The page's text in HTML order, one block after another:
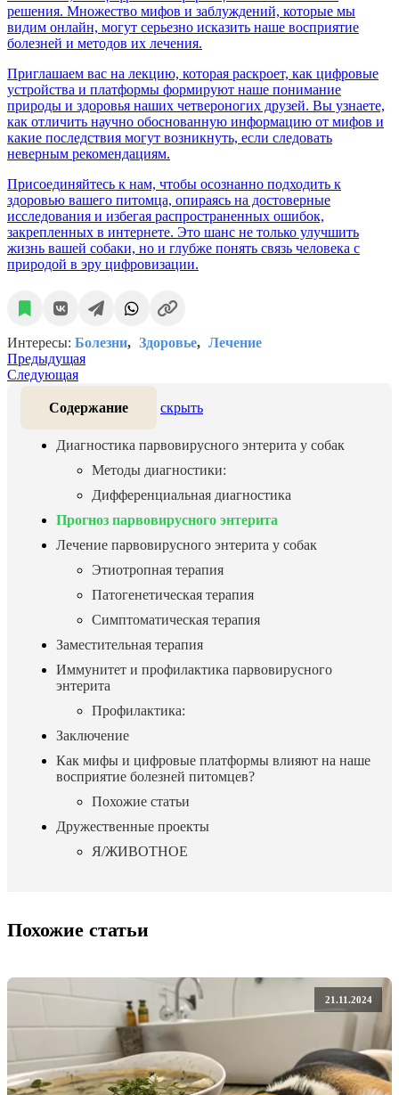
решения. Множество мифов и заблуждений, которые мы
видим онлайн, могут серьезно исказить наше восприятие
болезней и методов их лечения.
Приглашаем вас на лекцию, которая раскроет, как цифровые
устройства и платформы формируют наше понимание
природы и здоровья наших четвероногих друзей. Вы узнаете,
как отличить научно обоснованную информацию от мифов и
какие последствия могут возникнуть, если следовать
неверным рекомендациям.
Присоединяйтесь к нам, чтобы осознанно подходить к
здоровью вашего питомца, опираясь на достоверные
исследования и избегая распространенных ошибок,
закрепленных в интернете. Это шанс не только улучшить
жизнь вашей собаки, но и глубже понять связь человека с
природой в эру цифровизации.
Интересы: Болезни Здоровье
Лечение
Предыдущая
Следующая
Содержание скрыть
Диагностика парвовирусного энтерита у собак
Методы диагностики:
Дифференциальная диагностика
Прогноз парвовирусного энтерита
Лечение парвовирусного энтерита у собак
Этиотропная терапия
Патогенетическая терапия
Симптоматическая терапия
Заместительная терапия
Иммунитет и профилактика парвовирусного
энтерита
Профилактика:
Заключение
Как мифы и цифровые платформы влияют на наше
восприятие болезней питомцев?
Похожие статьи
Дружественные проекты
Я/ЖИВОТНОЕ
Похожие статьи
21.11.2024